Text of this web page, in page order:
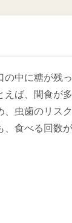
の中に糖が残
えば、間食が
虫歯のリス
、食べる回数